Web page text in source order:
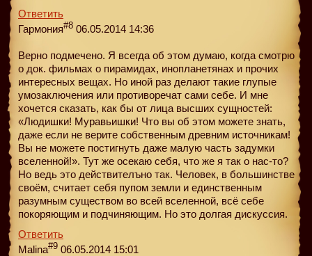
Ответить
Гармония#8 06.05.2014 14:36
Верно подмечено. Я всегда об этом думаю, когда смотрю
о док. фильмах о пирамидах, инопланетянах и прочих
интересных вещах. Но иной раз делают такие глупые
умозаключения или противоречат сами себе. И мне
хочется сказать, как бы от лица высших сущностей:
«Людишки! Муравьишки! Что вы об этом можете знать,
даже если не верите собственным древним источникам!
Вы не можете постигнуть даже малую часть задумки
вселенной!». Тут же осекаю себя, что же я так о нас-то?
Но ведь это действителъно так. Человек, в большинстве
своём, считает себя пупом земли и единственным
разумным существом во всей вселенной, всё себе
покоряющим и подчиняющим. Но это долгая дискусcия.
Ответить
Malina#9 06.05.2014 15:01